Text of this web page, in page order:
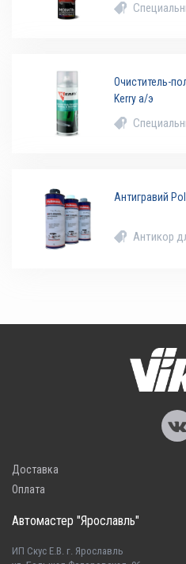
Очиститель-
Kerry а/э
Антигравий
Антикор
Доставка
Оплата
Автомастер "Ярославль"
ИП Скус Е.В. г. Ярославль